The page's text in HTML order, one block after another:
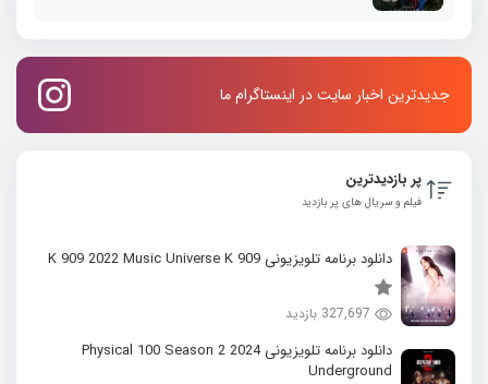
جدیدترین اخبار سایت در اینستاگرام ما
پر بازدیدترین
فیلم و سریال های پر بازدید
دانلود برنامه تلویزیونی K 909 2022 Music Universe K 909
327,697 بازدید
دانلود برنامه تلویزیونی 2024 Physical 100 Season 2
Underground